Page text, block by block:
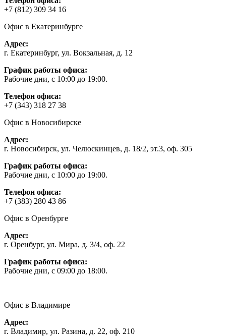
+7 (812) 309 34 16
Офис в Екатеринбурге
Адрес:
г. Екатеринбург, ул. Вокзальная, д. 12
График работы офиса:
Рабочие дни, с 10:00 до 19:00.
Телефон офиса:
+7 (343) 318 27 38
Офис в Новосибирске
Адрес:
г. Новосибирск, ул. Челюскинцев, д. 18/2, эт.3, оф. 305
График работы офиса:
Рабочие дни, с 10:00 до 19:00.
Телефон офиса:
+7 (383) 280 43 86
Офис в Оренбурге
Адрес:
г. Оренбург, ул. Мира, д. 3/4, оф. 22
График работы офиса:
Рабочие дни, с 09:00 до 18:00.
Офис в Владимире
Адрес:
г. Владимир, ул. Разина, д. 22, оф. 210